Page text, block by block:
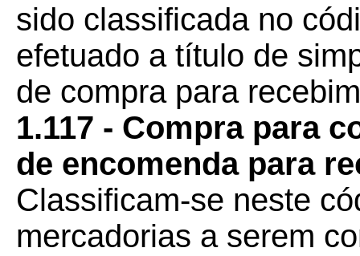
sido classificada no
efetuado a título de
de compra para
1.117 - Compra para
de encomenda para
Classificam-se neste
mercadorias a serem